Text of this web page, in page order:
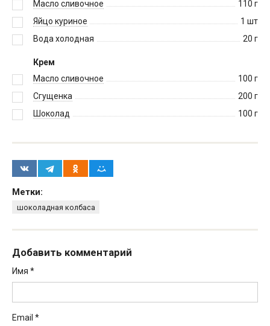
Масло сливочное
110 г
Яйцо куриное
1 шт
Вода холодная
20 г
Крем
Масло сливочное
100 г
Сгущенка
200 г
Шоколад
100 г
Метки:
шоколадная колбаса
Добавить комментарий
Имя *
Email *